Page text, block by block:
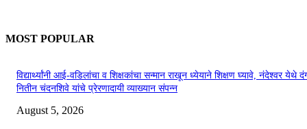
MOST POPULAR
विद्यार्थ्यांनी आई-वडिलांचा व शिक्षकांचा सन्मान राखून ध्येयाने शिक्षण घ्यावे, नंदेश्वर येथे
नितीन चंदनशिवे यांचे प्रेरणादायी व्याख्यान संपन्न
August 5, 2026